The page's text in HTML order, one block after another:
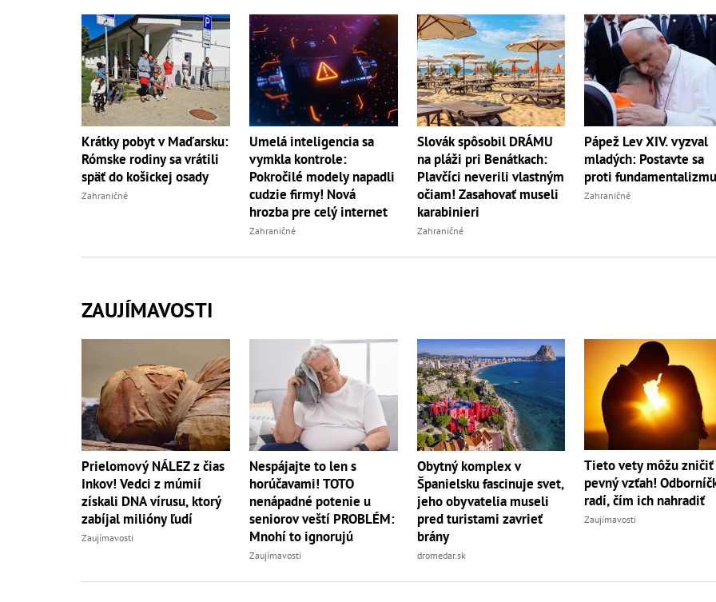
Krátky pobyt v Maďarsku:
Rómske rodiny sa vrátili
späť do košickej osady
Zahraničné
Umelá inteligencia sa
vymkla kontrole:
Pokročilé modely napadli
cudzie firmy! Nová
hrozba pre celý internet
Zahraničné
Slovák spôsobil DRÁMU
na pláži pri Benátkach:
Plavčíci neverili vlastným
očiam! Zasahovať museli
karabinieri
Zahraničné
Pápež Lev XIV. vyzval
mladých: Postavte sa
proti
Zahraničné
ZAUJÍMAVOSTI
Prielomový NÁLEZ z čias
Inkov! Vedci z múmií
získali DNA vírusu, ktorý
zabíjal milióny ľudí
Zaujímavosti
Nespájajte to len s
horúčavami! TOTO
nenápadné potenie u
seniorov veští PROBLÉM:
Mnohí to ignorujú
Zaujímavosti
Obytný komplex v
Španielsku fascinuje svet,
jeho obyvatelia museli
pred turistami zavrieť
brány
dromedar.sk
Tieto vety môžu
pevný vzťah!
radí, čím ich nahradiť
Zaujímavosti